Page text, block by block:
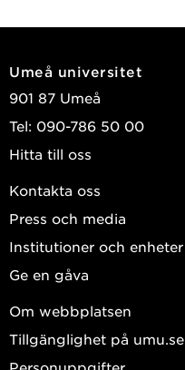
Umeå universitet
901 87 Umeå
Tel: 090-786 50 00
Hitta till oss
Kontakta oss
Press och media
Institutioner och enheter
Ge en gåva
Om webbplatsen
Tillgänglighet på umu.se